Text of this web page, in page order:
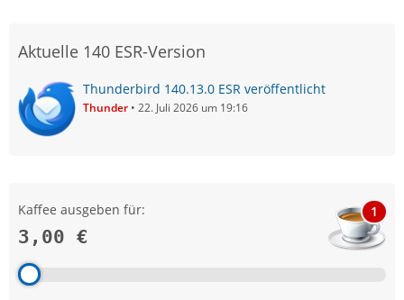
Aktuelle 140 ESR-Version
Thunderbird 140.13.0 ESR veröffentlicht
Thunder 22. Juli 2026 um 19:16
Kaffee ausgeben für:
3,00 €
1